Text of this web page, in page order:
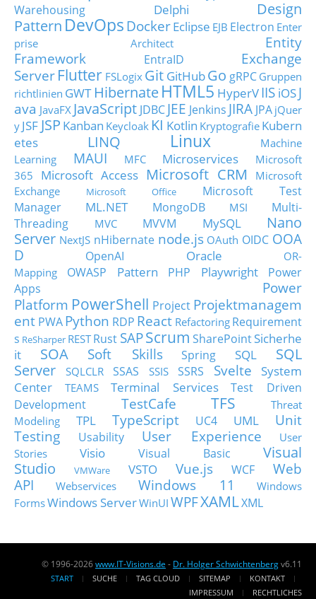
Warehousing
Delphi
Design
Pattern DevOps DockerEclipse EJB Electron Enter
prise Architect
Entity
Framework
EntraID
Exchange
Server Flutter FSLogix Git GitHubGo gRPC Gruppen
richtlinien GWT HibernateHTML5 HyperVIIS iOSJ
ava JavaFX JavaScript JDBC JEE Jenkins JIRA JPA jQuer
y JSF JSP Kanban Keycloak KI Kotlin Kryptografie Kubern
etes
LINQ Linux
Machine
Learning
MAUI MFC Microservices
Microsoft
365
Microsoft Access Microsoft CRM
Microsoft
Exchange
Microsoft Office
Microsoft Test
Manager
ML.NET MongoDB MSI
Multi-
Threading
MVC MVVM MySQL
Nano
Server NextJS nHibernate node.js OAuth OIDC OOA
D
OpenAI Oracle
OR-
Mapping
OWASP Pattern PHP Playwright
Power
Apps
Power
Platform PowerShell Project Projektmanagem
ent PWA Python RDP React Refactoring Requirement
s ReSharper RESTRust SAPScrum SharePointSicherhe
it
SOA Soft Skills Spring SQL
SQL
Server
SQLCLR SSAS SSIS SSRS Svelte
System
Center
TEAMS Terminal Services
Test Driven
Development
TestCafe TFS
Threat
Modeling
TPL TypeScript UC4 UML
Unit
Testing
Usability User Experience
User
Stories
Visio Visual Basic
Visual
Studio
VMWare VSTO Vue.js WCF
Web
API
Webservices Windows 11
Windows
FormsWindows ServerWinUI WPFXAMLXML
© 1996-2026www.IT-Visions.de - Dr. Holger Schwichtenbergv6.11
START SUCHE TAG CLOUD SITEMAP
KONTAKT
IMPRESSUM
RECHTLICHES